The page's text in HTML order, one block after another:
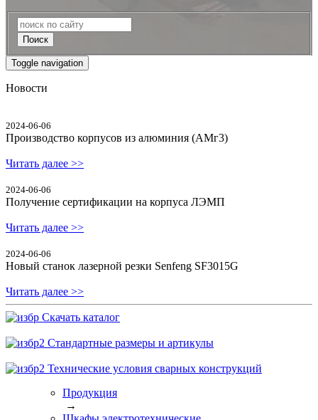
Поиск
Toggle navigation
Новости
2024-06-06
Производство корпусов из алюминия (АМг3)
Читать далее >>
2024-06-06
Получение сертификации на корпуса ЛЭМП
Читать далее >>
2024-06-06
Новый станок лазерной резки Senfeng SF3015G
Читать далее >>
Скачать каталог
Стандартные размеры и артикулы
Технические условия сварных конструкций
Продукция
→